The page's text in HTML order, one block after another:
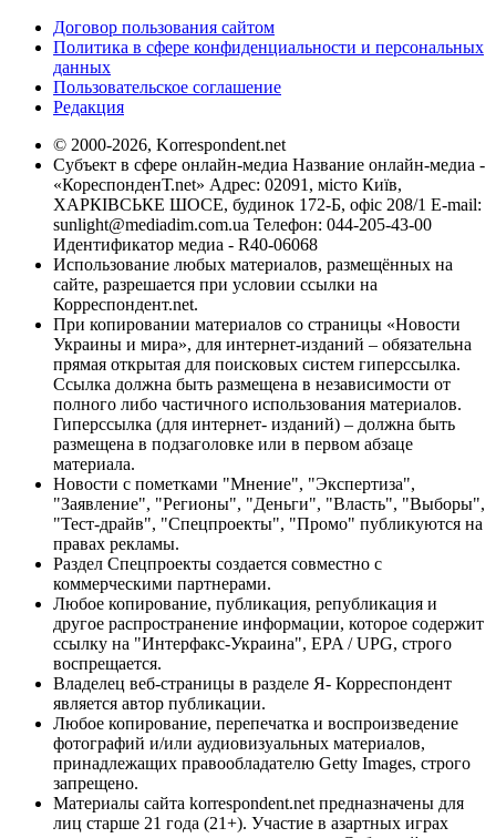
Договор пользования сайтом
Политика в сфере конфиденциальности и персональных
данных
Пользовательское соглашение
Редакция
© 2000-2026, Korrespondent.net
Субъект в сфере онлайн-медиа Название онлайн-медиа -
«КореспонденТ.net» Адрес: 02091, місто Київ,
ХАРКІВСЬКЕ ШОСЕ, будинок 172-Б, офіс 208/1 E-mail:
sunlight@mediadim.com.ua Телефон: 044-205-43-00
Идентификатор медиа - R40-06068
Использование любых материалов, размещённых на
сайте, разрешается при условии ссылки на
Корреспондент.net.
При копировании материалов со страницы «Новости
Украины и мира», для интернет-изданий – обязательна
прямая открытая для поисковых систем гиперссылка.
Ссылка должна быть размещена в независимости от
полного либо частичного использования материалов.
Гиперссылка (для интернет- изданий) – должна быть
размещена в подзаголовке или в первом абзаце
материала.
Новости с пометками "Мнение", "Экспертиза",
"Заявление", "Регионы", "Деньги", "Власть", "Выборы",
"Тест-драйв", "Спецпроекты", "Промо" публикуются на
правах рекламы.
Раздел Спецпроекты создается совместно с
коммерческими партнерами.
Любое копирование, публикация, републикация и
другое распространение информации, которое содержит
ссылку на "Интерфакс-Украина", EPA / UPG, строго
воспрещается.
Владелец веб-страницы в разделе Я- Корреспондент
является автор публикации.
Любое копирование, перепечатка и воспроизведение
фотографий и/или аудиовизуальных материалов,
принадлежащих правообладателю Getty Images, строго
запрещено.
Материалы сайта korrespondent.net предназначены для
лиц старше 21 года (21+). Участие в азартных играх